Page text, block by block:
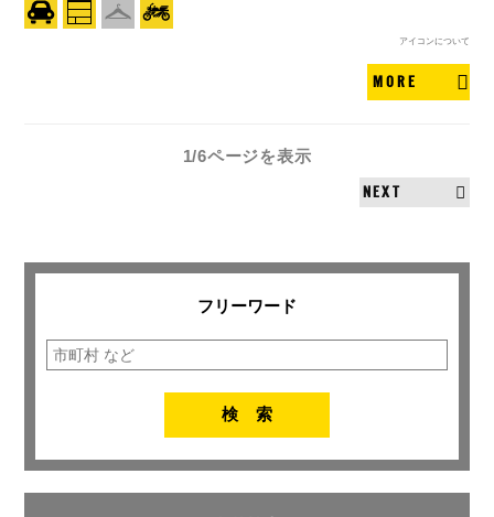
アイコンについて
MORE
1/6ページを表示
NEXT
フリーワード